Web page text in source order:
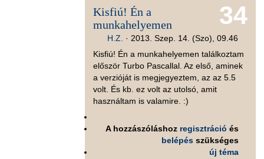
34
Kisfiú! Én a
munkahelyemen
H.Z. · 2013. Szep. 14. (Szo), 09.46
Kisfiú! Én a munkahelyemen találkoztam
először Turbo Pascallal. Az első, aminek
a verzióját is megjegyeztem, az az 5.5
volt. És kb. ez volt az utolsó, amit
használtam is valamire. :)
A hozzászóláshoz regisztráció és
belépés szükséges
új téma